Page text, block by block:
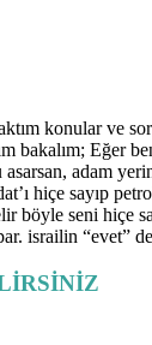
konular ve
bakalım; Eğer
adam
hiçe sayıp
böyle seni hiçe
israilin “evet”